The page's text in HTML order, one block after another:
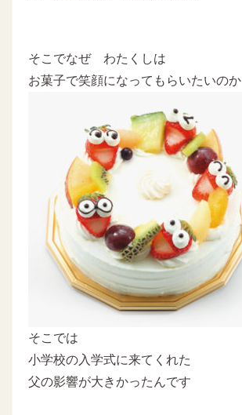
そこでなぜ わたくしは
お菓子で笑顔になってもらいたいのか
そこでは
小学校の入学式に来てくれた
父の影響が大きかったんです